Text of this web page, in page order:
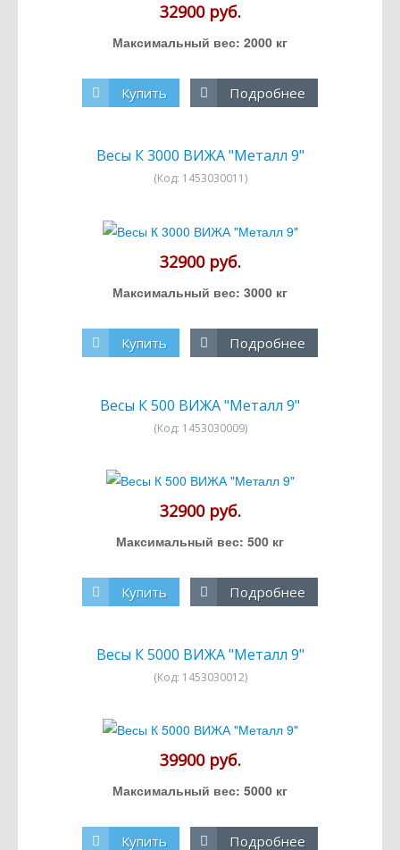
32900 руб.
Максимальный вес: 2000 кг
Купить Подробнее
Весы К 3000 ВИЖА "Металл 9"
(Код: 1453030011)
32900 руб.
Максимальный вес: 3000 кг
Купить Подробнее
Весы К 500 ВИЖА "Металл 9"
(Код: 1453030009)
32900 руб.
Максимальный вес: 500 кг
Купить Подробнее
Весы К 5000 ВИЖА "Металл 9"
(Код: 1453030012)
39900 руб.
Максимальный вес: 5000 кг
Купить Подробнее